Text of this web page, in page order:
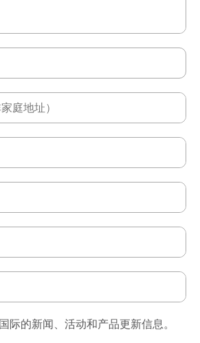
际的新闻、活动和产品更新信息。